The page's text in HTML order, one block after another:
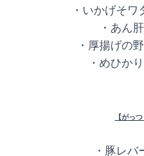
・いかげそ
・あん
・厚揚げの
・めひか
【がっ
・豚レ